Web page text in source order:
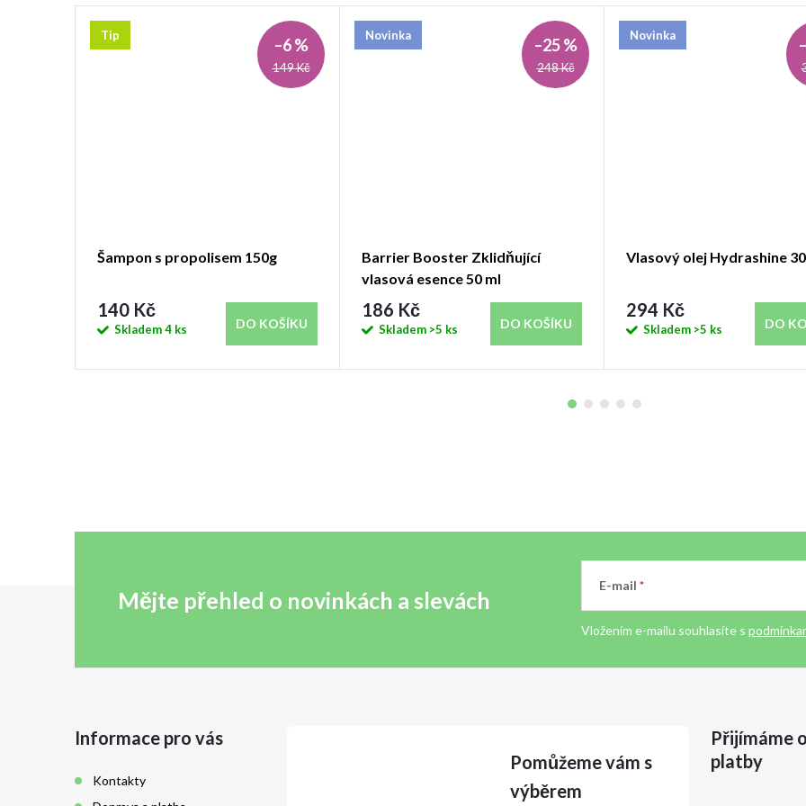
Tip
149 Kč
–6 %
Šampon s propolisem 150g
140 Kč
Skladem4 ks DO KOŠÍKU
Novinka
248 Kč
–25 %
Barrier Booster Zklidňující
vlasová esence 50 ml
186 Kč
Skladem >5 ks DO KOŠÍKU
Novinka
Vlasový olej Hydrashine
294 Kč
Skladem >5 ks DO
Mějte přehled o novinkách a slevách
E-mail
Vložením e-mailu souhlasíte s
Informace pro vás
Kontakty
Přijímáme
platby